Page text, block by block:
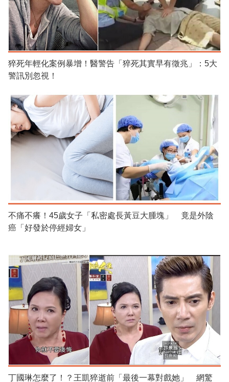
猝死年輕化案例暴增！醫警告「猝死其實早有徵兆」：5大
警訊別忽視！
不痛不癢！45歲女子「私密處長黃豆大腫塊」 竟是外陰
癌「好發於停經婦女」
丁國琳怎麼了！？王凱猝逝前「最後一幕對戲她」 網驚